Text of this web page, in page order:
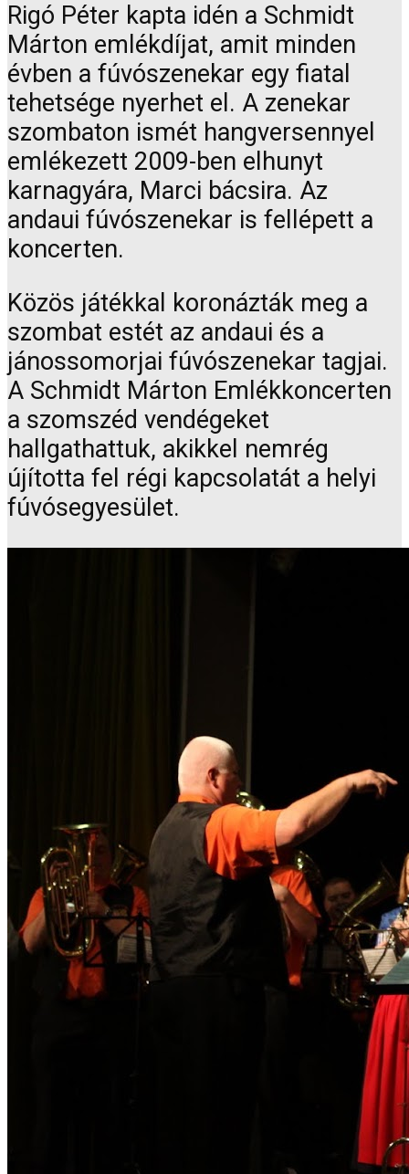
Rigó Péter kapta idén a Schmidt
Márton emlékdíjat, amit minden
évben a fúvószenekar egy fiatal
tehetsége nyerhet el. A zenekar
szombaton ismét hangversennyel
emlékezett 2009-ben elhunyt
karnagyára, Marci bácsira. Az
andaui fúvószenekar is fellépett a
koncerten.
Közös játékkal koronázták meg a
szombat estét az andaui és a
jánossomorjai fúvószenekar tagjai.
A Schmidt Márton Emlékkoncerten
a szomszéd vendégeket
hallgathattuk, akikkel nemrég
újította fel régi kapcsolatát a helyi
fúvósegyesület.